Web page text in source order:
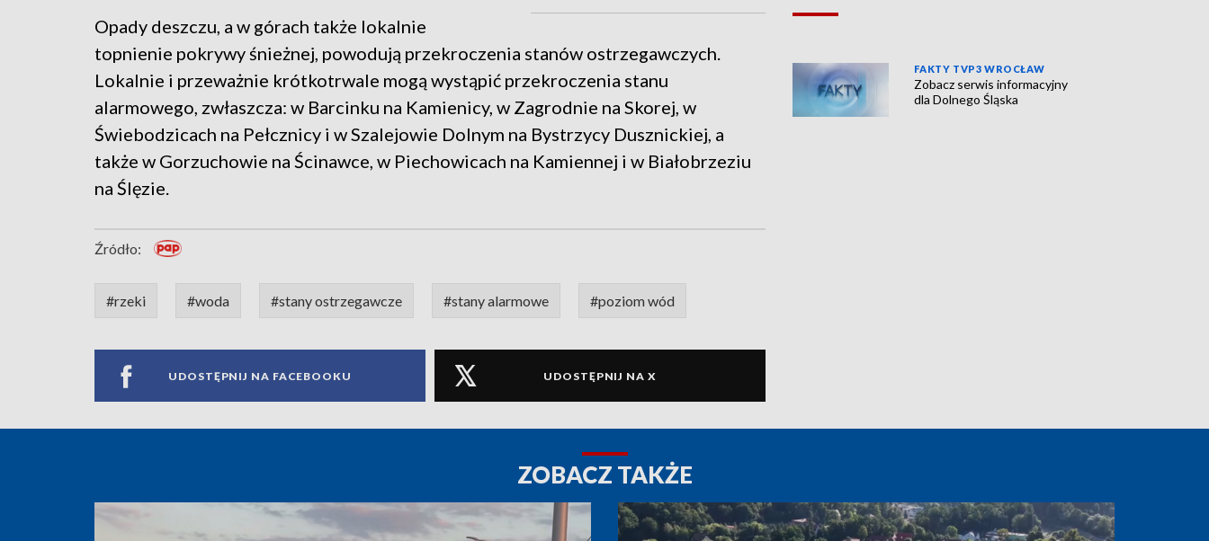
Opady deszczu, a w górach także lokalnie
topnienie pokrywy śnieżnej, powodują przekroczenia stanów ostrzegawczych.
Lokalnie i przeważnie krótkotrwale mogą wystąpić przekroczenia stanu
alarmowego, zwłaszcza: w Barcinku na Kamienicy, w Zagrodnie na Skorej, w
Świebodzicach na Pełcznicy i w Szalejowie Dolnym na Bystrzycy Dusznickiej, a
także w Gorzuchowie na Ścinawce, w Piechowicach na Kamiennej i w Białobrzeziu
na Ślęzie.
Źródło:
#rzeki #woda #stany ostrzegawcze #stany alarmowe #poziom wód
UDOSTĘPNIJ NA FACEBOOKU UDOSTĘPNIJ NA X
FAKTY TVP3 WROCŁAW
Zobacz serwis informacyjny
dla Dolnego Śląska
ZOBACZ TAKŻE